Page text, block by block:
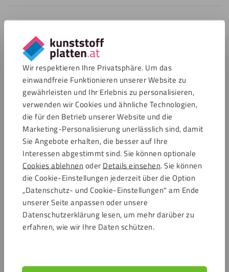
Wir respektieren Ihre Privatsphäre. Um das
einwandfreie Funktionieren unserer Website zu
gewährleisten und Ihr Erlebnis zu personalisieren,
verwenden wir Cookies und ähnliche Technologien,
die für den Betrieb unserer Website und die
Marketing-Personalisierung unerlässlich sind, damit
Sie Angebote erhalten, die besser auf Ihre
Interessen abgestimmt sind. Sie können optionale
Cookies ablehnen oder Details einsehen. Sie können
die Cookie-Einstellungen jederzeit über die Option
„Datenschutz- und Cookie-Einstellungen" am Ende
unserer Seite anpassen oder unsere
Datenschutzerklärung lesen, um mehr darüber zu
erfahren, wie wir Ihre Daten schützen.
Kundendienst
Versandkosten
Häufig gestellte Fragen
Mein Konto
Über uns
AGB
Widerrufsbelehrung
Kundeninformation
Wie können Sie ein Muster bestellen?
Beliebte Platten
Hartschaumplatten
Acrylglasplatten günstig
Polycarbonatplatten